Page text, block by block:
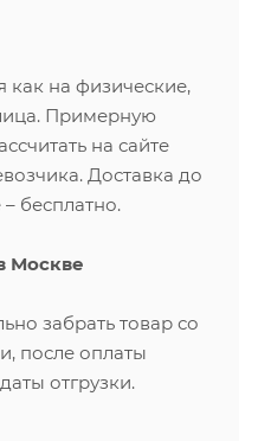
на физические,
Примерную
на сайте
Доставка до
бесплатно.
Москве
забрать товар со
после оплаты
отгрузки.